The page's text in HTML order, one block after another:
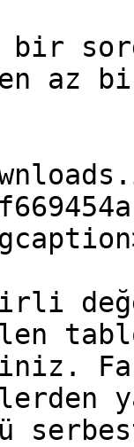
bir
az